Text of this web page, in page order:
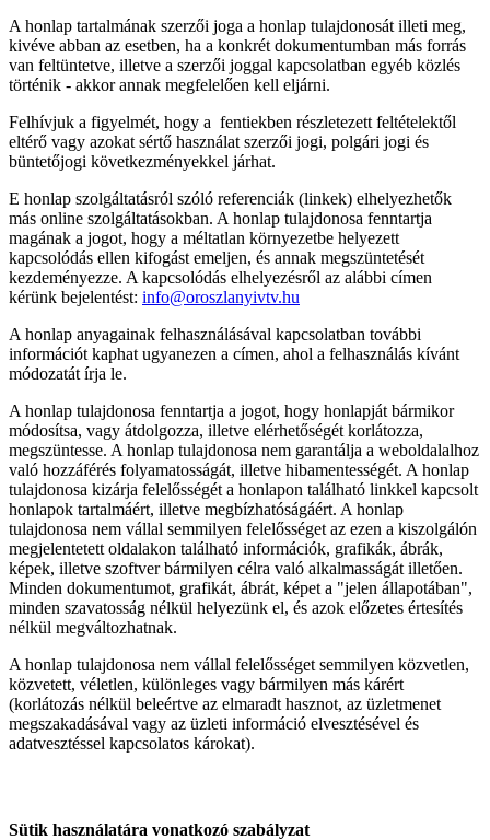
A honlap tartalmának szerzői joga a honlap tulajdonosát illeti meg,
kivéve abban az esetben, ha a konkrét dokumentumban más forrás
van feltüntetve, illetve a szerzői joggal kapcsolatban egyéb közlés
történik - akkor annak megfelelően kell eljárni.
Felhívjuk a figyelmét, hogy a fentiekben részletezett feltételektől
eltérő vagy azokat sértő használat szerzői jogi, polgári jogi és
büntetőjogi következményekkel járhat.
E honlap szolgáltatásról szóló referenciák (linkek) elhelyezhetők
más online szolgáltatásokban. A honlap tulajdonosa fenntartja
magának a jogot, hogy a méltatlan környezetbe helyezett
kapcsolódás ellen kifogást emeljen, és annak megszüntetését
kezdeményezze. A kapcsolódás elhelyezésről az alábbi címen
kérünk bejelentést: info@oroszlanyivtv.hu
A honlap anyagainak felhasználásával kapcsolatban további
információt kaphat ugyanezen a címen, ahol a felhasználás kívánt
módozatát írja le.
A honlap tulajdonosa fenntartja a jogot, hogy honlapját bármikor
módosítsa, vagy átdolgozza, illetve elérhetőségét korlátozza,
megszüntesse. A honlap tulajdonosa nem garantálja a weboldalalhoz
való hozzáférés folyamatosságát, illetve hibamentességét. A honlap
tulajdonosa kizárja felelősségét a honlapon található linkkel kapcsolt
honlapok tartalmáért, illetve megbízhatóságáért. A honlap
tulajdonosa nem vállal semmilyen felelősséget az ezen a kiszolgálón
megjelentetett oldalakon található információk, grafikák, ábrák,
képek, illetve szoftver bármilyen célra való alkalmasságát illetően.
Minden dokumentumot, grafikát, ábrát, képet a "jelen állapotában",
minden szavatosság nélkül helyezünk el, és azok előzetes értesítés
nélkül megváltozhatnak.
A honlap tulajdonosa nem vállal felelősséget semmilyen közvetlen,
közvetett, véletlen, különleges vagy bármilyen más kárért
(korlátozás nélkül beleértve az elmaradt hasznot, az üzletmenet
megszakadásával vagy az üzleti információ elvesztésével és
adatvesztéssel kapcsolatos károkat).
Sütik használatára vonatkozó szabályzat